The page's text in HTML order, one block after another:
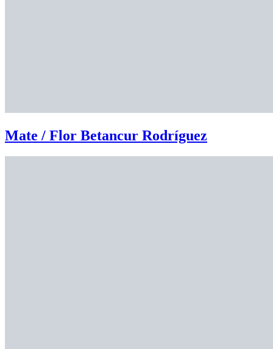
Mate / Flor Betancur Rodríguez